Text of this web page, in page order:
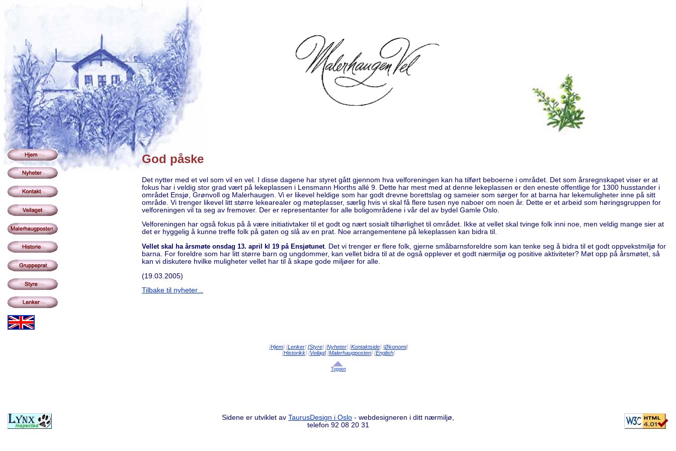
God påske
Det nytter med et vel som vil en vel. I disse dagene har styret gått gjennom hva velforeningen kan ha tilført beboerne i området. Det som årsregnskapet viser er at
fokus har i veldig stor grad vært på lekeplassen i Lensmann Hiorths allé 9. Dette har mest med at denne lekeplassen er den eneste offentlige for 1300 husstander i
området Ensjø, Grønvoll og Malerhaugen. Vi er likevel heldige som har godt drevne borettslag og sameier som sørger for at barna har lekemuligheter inne på sitt
område. Vi trenger likevel litt større lekearealer og møteplasser, særlig hvis vi skal få flere tusen nye naboer om noen år. Dette er et arbeid som høringsgruppen for
velforeningen vil ta seg av fremover. Der er representanter for alle boligområdene i vår del av bydel Gamle Oslo.
Velforeningen har også fokus på å være initiativtaker til et godt og nært sosialt tilhørlighet til området. Ikke at vellet skal tvinge folk inni noe, men veldig mange sier at
det er hyggelig å kunne treffe folk på gaten og slå av en prat. Noe arrangementene på lekeplassen kan bidra til.
Vellet skal ha årsmøte onsdag 13. april kl 19 på Ensjøtunet. Det vi trenger er flere folk, gjerne småbarnsforeldre som kan tenke seg å bidra til et godt oppvekstmiljø for
barna. For foreldre som har litt større barn og ungdommer, kan vellet bidra til at de også opplever et godt nærmiljø og positive aktiviteter? Møt opp på årsmøtet, så
kan vi diskutere hvilke muligheter vellet har til å skape gode miljøer for alle.
(19.03.2005)
Tilbake til nyheter...
[Hjem] [Lenker] [Styre] [Nyheter] [Kontaktside] [Økonomi]
[Historikk] [Veilag][Malerhaugposten] [English]
Toppen
Sidene er utviklet av TaurusDesign i Oslo - webdesigneren i ditt nærmiljø,
telefon 92 08 20 31